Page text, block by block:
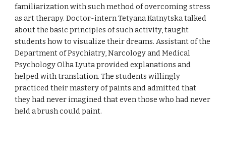
familiarization with such method of overcoming stress
as art therapy. Doctor-intern Tetyana Katnytska talked
about the basic principles of such activity, taught
students how to visualize their dreams. Assistant of the
Department of Psychiatry, Narcology and Medical
Psychology Olha Lyuta provided explanations and
helped with translation. The students willingly
practiced their mastery of paints and admitted that
they had never imagined that even those who had never
held a brush could paint.